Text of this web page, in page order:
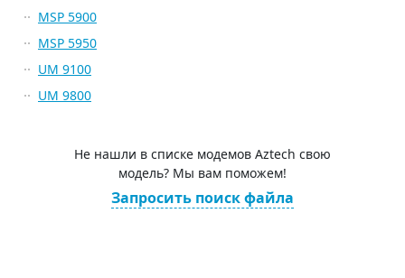
MSP 5900
MSP 5950
UM 9100
UM 9800
Не нашли в списке модемов Aztech свою
модель? Мы вам поможем!
Запросить поиск файла